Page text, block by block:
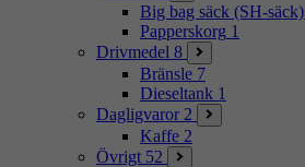
Big bag säck (SH-säck)
Papperskorg 1
Drivmedel 8
Bränsle 7
Dieseltank 1
Dagligvaror 2
Kaffe 2
Övrigt 52